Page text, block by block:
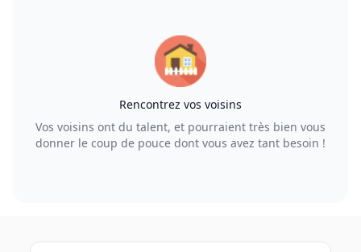
Rencontrez vos voisins
Vos voisins ont du talent, et pourraient très bien vous
donner le coup de pouce dont vous avez tant besoin !